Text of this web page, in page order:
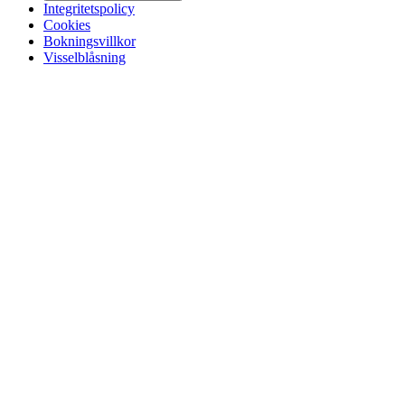
Integritetspolicy
Cookies
Bokningsvillkor
Visselblåsning